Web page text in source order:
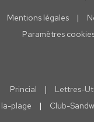
Mentions légales |
Paramètres
Princial
| Lettres-
la-plage
| Club-